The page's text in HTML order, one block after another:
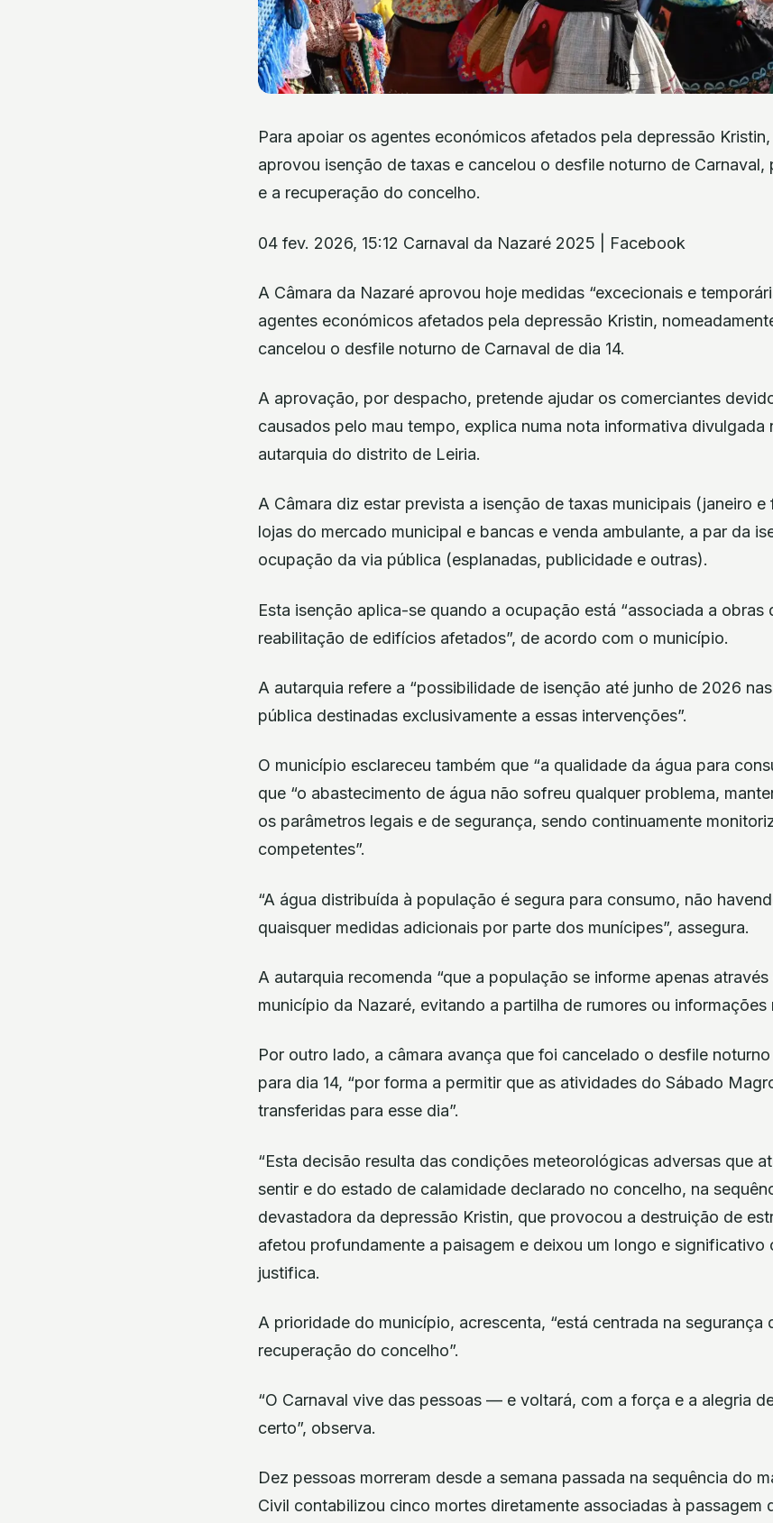
Para apoiar os agentes económicos afetados pela depressão
aprovou isenção de taxas e cancelou o desfile noturno de Carnaval,
e a recuperação do concelho.
04 fev. 2026, 15:12 Carnaval da Nazaré 2025 | Facebook
A Câmara da Nazaré aprovou hoje medidas “excecionais e
agentes económicos afetados pela depressão Kristin,
cancelou o desfile noturno de Carnaval de dia 14.
A aprovação, por despacho, pretende ajudar os comerciantes
causados pelo mau tempo, explica numa nota informativa divulgada
autarquia do distrito de Leiria.
A Câmara diz estar prevista a isenção de taxas municipais (janeiro
lojas do mercado municipal e bancas e venda ambulante, a par da
ocupação da via pública (esplanadas, publicidade e outras).
Esta isenção aplica-se quando a ocupação está “associada a obras
reabilitação de edifícios afetados”, de acordo com o município.
A autarquia refere a “possibilidade de isenção até junho de 2026
pública destinadas exclusivamente a essas intervenções”.
O município esclareceu também que “a qualidade da água para
que “o abastecimento de água não sofreu qualquer problema,
os parâmetros legais e de segurança, sendo continuamente
competentes”.
“A água distribuída à população é segura para consumo, não
quaisquer medidas adicionais por parte dos munícipes”, assegura.
A autarquia recomenda “que a população se informe apenas
município da Nazaré, evitando a partilha de rumores ou informações
Por outro lado, a câmara avança que foi cancelado o desfile
para dia 14, “por forma a permitir que as atividades do Sábado
transferidas para esse dia”.
“Esta decisão resulta das condições meteorológicas adversas que
sentir e do estado de calamidade declarado no concelho, na
devastadora da depressão Kristin, que provocou a destruição de
afetou profundamente a paisagem e deixou um longo e significativo
justifica.
A prioridade do município, acrescenta, “está centrada na segurança
recuperação do concelho”.
“O Carnaval vive das pessoas — e voltará, com a força e a alegria
certo”, observa.
Dez pessoas morreram desde a semana passada na sequência do
Civil contabilizou cinco mortes diretamente associadas à passagem